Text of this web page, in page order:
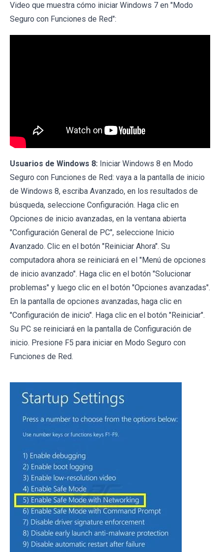
Video que muestra cómo iniciar Windows 7 en "Modo
Seguro con Funciones de Red":
Usuarios de Windows 8: Iniciar Windows 8 en Modo
Seguro con Funciones de Red: vaya a la pantalla de inicio
de Windows 8, escriba Avanzado, en los resultados de
búsqueda, seleccione Configuración. Haga clic en
Opciones de inicio avanzadas, en la ventana abierta
"Configuración General de PC", seleccione Inicio
Avanzado. Clic en el botón "Reiniciar Ahora". Su
computadora ahora se reiniciará en el "Menú de opciones
de inicio avanzado". Haga clic en el botón "Solucionar
problemas" y luego clic en el botón "Opciones avanzadas".
En la pantalla de opciones avanzadas, haga clic en
"Configuración de inicio". Haga clic en el botón "Reiniciar".
Su PC se reiniciará en la pantalla de Configuración de
inicio. Presione F5 para iniciar en Modo Seguro con
Funciones de Red.